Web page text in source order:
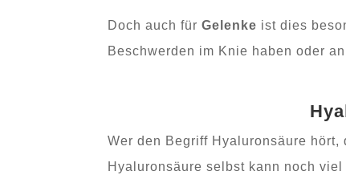
Doch auch für Gelenke ist dies
Beschwerden im Knie haben oder an
Wer den Begriff Hyaluronsäure
Hyaluronsäure selbst kann noch